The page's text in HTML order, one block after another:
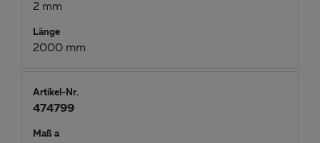
2 mm
Länge
2000 mm
Artikel-Nr.
474799
Maß a